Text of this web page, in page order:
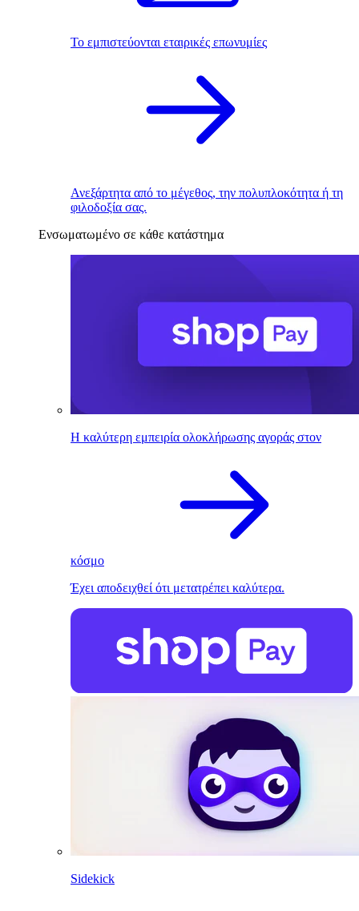
Το εμπιστεύονται εταιρικές επωνυμίες
Ανεξάρτητα από το μέγεθος, την πολυπλοκότητα ή τη
φιλοδοξία σας.
Ενσωματωμένο σε κάθε κατάστημα
Η καλύτερη εμπειρία ολοκλήρωσης αγοράς στον
κόσμο
Έχει αποδειχθεί ότι μετατρέπει καλύτερα.
Sidekick